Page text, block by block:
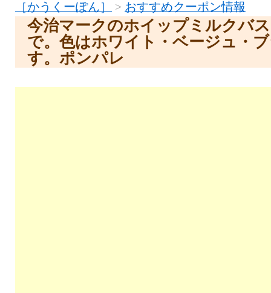
［かうくーぽん］ > おすすめクーポン情報
今治マークのホイップミルクバ
で。色はホワイト・ベージュ・
す。ポンパレ